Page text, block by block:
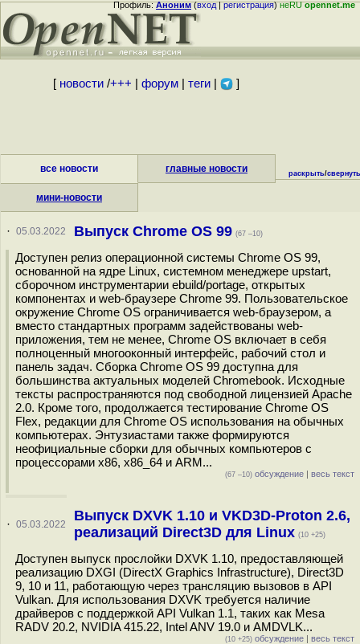
Профиль:Аноним(вход|регистрация)неRUopennet.me
[ новости/+++ форум| теги| ]
все новости главные новости
мини-новости
раскрыть/свернуть
· 05.03.2022 Выпуск Chrome OS 99 (67 –10)
Доступен релиз операционной системы Chrome OS 99,
основанной на ядре Linux, системном менеджере upstart,
сборочном инструментарии ebuild/portage, открытых
компонентах и web-браузере Chrome 99. Пользовательское
окружение Chrome OS ограничивается web-браузером, а
вместо стандартных программ задействованы web-
приложения, тем не менее, Chrome OS включает в себя
полноценный многооконный интерфейс, рабочий стол и
панель задач. Сборка Chrome OS 99 доступна для
большинства актуальных моделей Chromebook. Исходные
тексты распространяются под свободной лицензией Apache
2.0. Кроме того, продолжается тестирование Chrome OS
Flex, редакции для Chrome OS использования на обычных
компьютерах. Энтузиастами также формируются
неофициальные сборки для обычных компьютеров с
процессорами x86, x86_64 и ARM...
(67 –10) обсуждение | весь текст
· 05.03.2022
Выпуск DXVK 1.10 и VKD3D-Proton 2.6,
реализаций Direct3D для Linux (10 +25)
Доступен выпуск прослойки DXVK 1.10, предоставляющей
реализацию DXGI (DirectX Graphics Infrastructure), Direct3D
9, 10 и 11, работающую через трансляцию вызовов в API
Vulkan. Для использования DXVK требуется наличие
драйверов с поддержкой API Vulkan 1.1, таких как Mesa
RADV 20.2, NVIDIA 415.22, Intel ANV 19.0 и AMDVLK...
(10 +25) обсуждение | весь текст